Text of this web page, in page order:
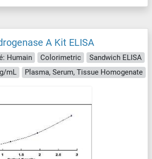
A Kit ELISA
Humain Colorimetric
Sandwich ELISA
mL
Plasma, Serum, Tissue Homogenate